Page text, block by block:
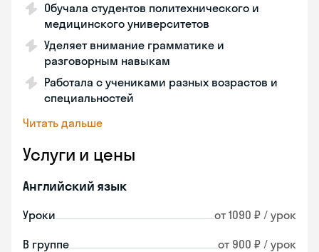
Обучала студентов политехнического и
медицинского университетов
Уделяет внимание грамматике и
разговорным навыкам
Работала с учениками разных возрастов и
специальностей
Читать дальше
Услуги и цены
Английский язык
Уроки от 1090 ₽ / урок
В группе от 900 ₽ / урок